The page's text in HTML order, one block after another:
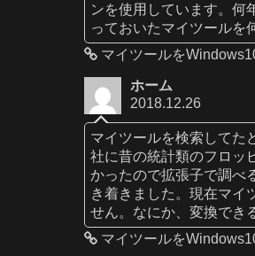
ンを使用しています。何
っておいたマイツールを
マイツールを
ホーム
2018.12.26
マイツールを検索してた
社に昔の統計類のフロッ
かったので拡張子で調べ
き着きました。現在マイ
せん。なにか、変換でき
マイツールを